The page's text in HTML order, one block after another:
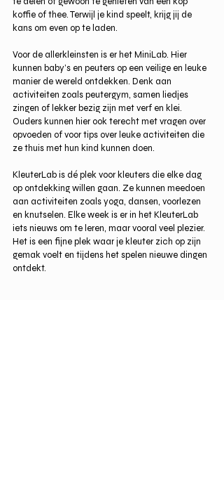
koffie of thee. Terwijl je kind speelt, krijg jij de
kans om even op te laden.
Voor de allerkleinsten is er het MiniLab. Hier
kunnen baby’s en peuters op een veilige en leuke
manier de wereld ontdekken. Denk aan
activiteiten zoals peutergym, samen liedjes
zingen of lekker bezig zijn met verf en klei.
Ouders kunnen hier ook terecht met vragen over
opvoeden of voor tips over leuke activiteiten die
ze thuis met hun kind kunnen doen.
KleuterLab is dé plek voor kleuters die elke dag
op ontdekking willen gaan. Ze kunnen meedoen
aan activiteiten zoals yoga, dansen, voorlezen
en knutselen. Elke week is er in het KleuterLab
iets nieuws om te leren, maar vooral veel plezier.
Het is een fijne plek waar je kleuter zich op zijn
gemak voelt en tijdens het spelen nieuwe dingen
ontdekt.